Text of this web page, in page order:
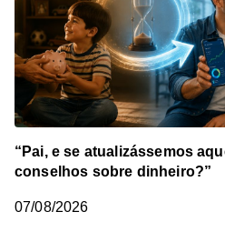
“Pai, e se atualizássemos
conselhos sobre dinheiro?”
07/08/2026